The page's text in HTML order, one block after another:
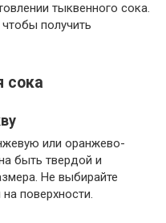
тыквенного сока.
получить
сока
или оранжево-
быть твердой и
Не выбирайте
поверхности.